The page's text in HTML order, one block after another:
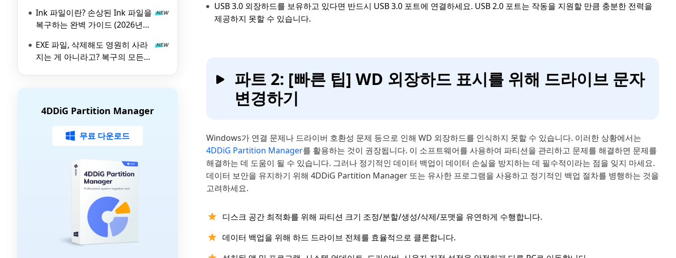
Ink 파일이란? 손상된 Ink 파일을
복구하는 완벽 가이드 (2026년
EXE 파일, 삭제해도 영원히 사라
지는 게 아니라고? 복구의 모든
4DDiG Partition Manager
무료 다운로드
USB 3.0 외장하드를 보유하고 있다면 반드시 USB 3.0 포트에 연결하세요. USB 2.0 포트는 작동을 지원할 만큼 충분한 전력을
제공하지 못할 수 있습니다.
파트 2: [빠른 팁] WD 외장하드 표시를 위해 드라이브 문자
변경하기
Windows가 연결 문제나 드라이버 호환성 문제 등으로 인해 WD 외장하드를 인식하지 못할 수 있습니다. 이러한 상황에서는
4DDiG Partition Manager를 활용하는 것이 권장됩니다. 이 소프트웨어를 사용하여 파티션을 관리하고 문제를 해결하면 문제를
해결하는 데 도움이 될 수 있습니다. 그러나 정기적인 데이터 백업이 데이터 손실을 방지하는 데 필수적이라는 점을 잊지 마세요.
데이터 보안을 유지하기 위해 4DDiG Partition Manager 또는 유사한 프로그램을 사용하고 정기적인 백업 절차를 병행하는 것을
고려하세요.
디스크 공간 최적화를 위해 파티션 크기 조정/분할/생성/삭제/포맷을 유연하게 수행합니다.
데이터 백업을 위해 하드 드라이브 전체를 효율적으로 클론합니다.